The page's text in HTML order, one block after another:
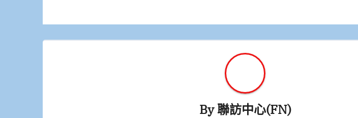
覽
By聯訪中心(FN)